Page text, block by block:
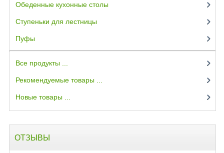
Обеденные кухонные столы
Ступеньки для лестницы
Пуфы
Все продукты ...
Рекомендуемые товары ...
Новые товары ...
ОТЗЫВЫ